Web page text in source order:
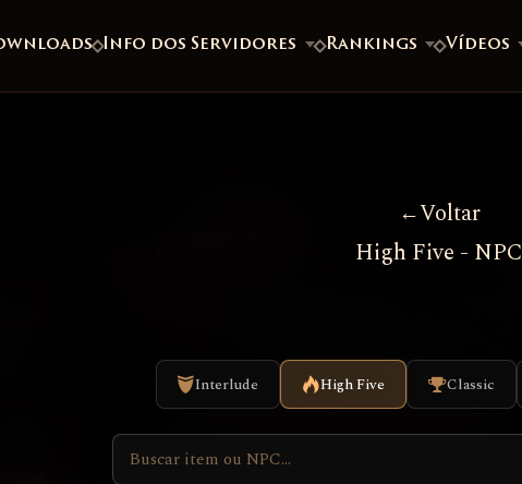
Info dos Servidores Rankings Vídeos
Voltar
High Five - NPC
Interlude High Five Classic